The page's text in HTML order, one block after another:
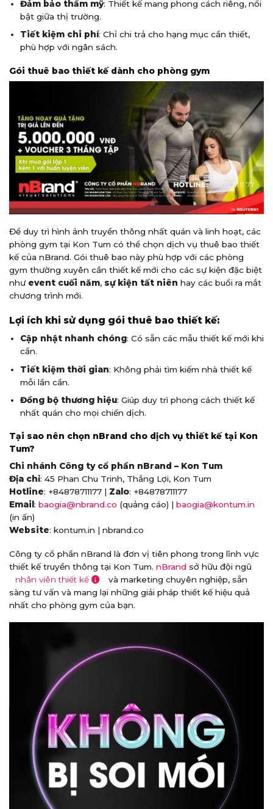
Đảm bảo thẩm mỹ: Thiết kế mang phong cách riêng, nổi
bật giữa thị trường.
Tiết kiệm chi phí: Chỉ chi trả cho hạng mục cần thiết,
phù hợp với ngân sách.
Gói thuê bao thiết kế dành cho phòng gym
Để duy trì hình ảnh truyền thông nhất quán và linh hoạt, các
phòng gym tại Kon Tum có thể chọn dịch vụ thuê bao thiết
kế của nBrand. Gói thuê bao này phù hợp với các phòng
gym thường xuyên cần thiết kế mới cho các sự kiện đặc biệt
như event cuối năm, sự kiện tất niên hay các buổi ra mắt
chương trình mới.
Lợi ích khi sử dụng gói thuê bao thiết kế:
Cập nhật nhanh chóng: Có sẵn các mẫu thiết kế mới khi
cần.
Tiết kiệm thời gian: Không phải tìm kiếm nhà thiết kế
mỗi lần cần.
Đồng bộ thương hiệu: Giúp duy trì phong cách thiết kế
nhất quán cho mọi chiến dịch.
Tại sao nên chọn nBrand cho dịch vụ thiết kế tại Kon
Tum?
Chi nhánh Công ty cổ phần nBrand – Kon Tum
Địa chỉ: 45 Phan Chu Trinh, Thắng Lợi, Kon Tum
Hotline: +84878711177 | Zalo: +84878711177
Email : baogia@nbrand.co (quảng cáo) | baogia@kontum.in
(in ấn)
Website: kontum.in | nbrand.co
Công ty cổ phần nBrand là đơn vị tiên phong trong lĩnh vực
thiết kế truyền thông tại Kon Tum. nBrand sở hữu đội ngũ
nhân viên thiết kế
và marketing chuyên nghiệp, sẵn
sàng tư vấn và mang lại những giải pháp thiết kế hiệu quả
nhất cho phòng gym của bạn.